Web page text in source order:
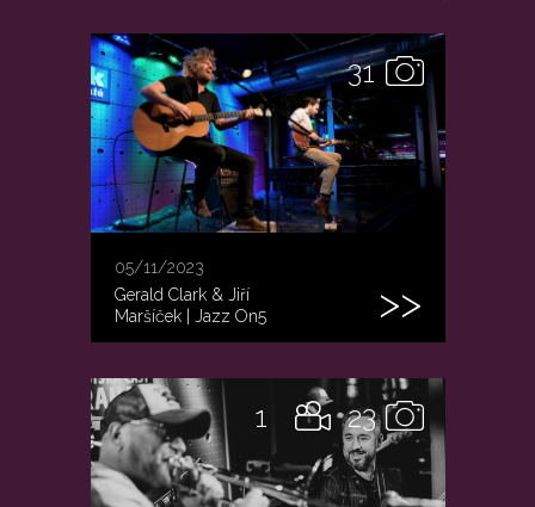
31
05/11/2023
Gerald Clark & Jiří
Maršíček | Jazz On5
23
1